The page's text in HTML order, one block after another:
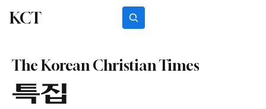
KCT
​​특집
The Korean Christian Times